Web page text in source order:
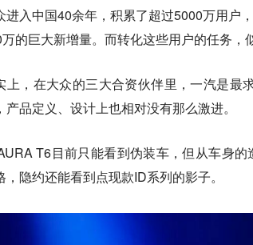
进入中国40余年，积累了超过5000万用户
的巨大新增量。而转化这些用户的任务，
上，在大众的三大合资伙伴里，一汽是最
产品定义、设计上也相对没有那么激进。
T6目前只能看到伪装车，但从车身
，隐约还能看到点现款ID系列的影子。